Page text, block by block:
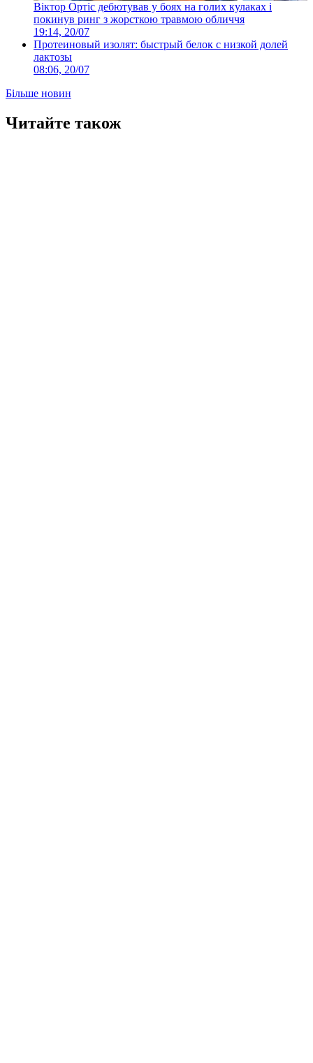
Віктор Ортіс дебютував у боях на голих кулаках і
покинув ринг з жорсткою травмою обличчя
19:14, 20/07
Протеиновый изолят: быстрый белок с низкой долей
лактозы
08:06, 20/07
Більше новин
Читайте також